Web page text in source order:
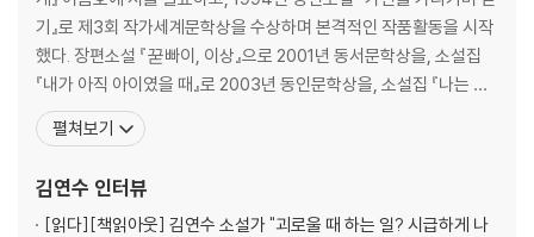
기』로 제3회 작가세계문학상을 수상하며 본격적인 작품활동을 시작
했다. 장편소설 『꾿빠이, 이상』으로 2001년 동서문학상을, 소설집
『내가 아직 아이였을 때』로 2003년 동인문학상을, 소설집 『나는 유
령작가입니다』로 2005년 대산문학상을, 단편소설 「달로 간 코미디
언」으로 2007년 황순원문학상을, 단편소설 「산책하는 이들의 다섯
설 『7번국도 Revisited』 『사랑이라니
펼쳐보기
김연수 인터뷰
[읽다][책읽아웃] 김연수 소설가 "괴로울 때 하는 일? 시급하게 나